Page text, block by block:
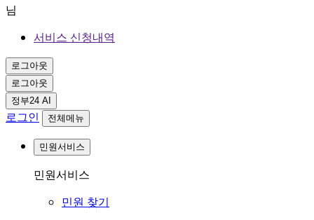
님
서비스 신청내역
로그아웃
로그아웃
정부24 AI
로그인 전체메뉴
민원서비스
민원서비스
민원 찾기